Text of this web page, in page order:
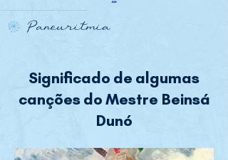
Paneuritmia
Significado de algumas
canções do Mestre Beinsá
Dunó